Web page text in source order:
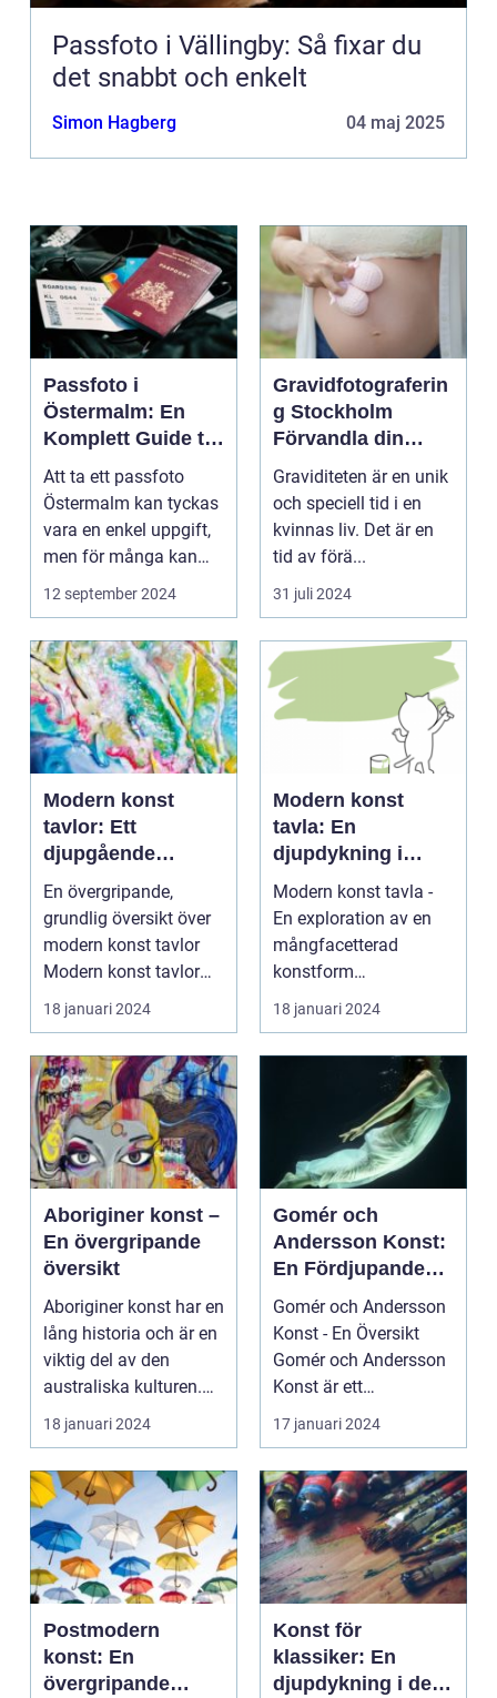
Passfoto i Vällingby: Så fixar du
det snabbt och enkelt
Simon Hagberg 04 maj 2025
Passfoto i
Östermalm: En
Komplett Guide till
Perfekta ID-bilder
Att ta ett passfoto
Östermalm kan tyckas
vara en enkel uppgift,
men för många kan
de...
12 september 2024
Gravidfotograferin
g Stockholm
Förvandla din
graviditet till tidlös
konst
Graviditeten är en unik
och speciell tid i en
kvinnas liv. Det är en
tid av förä...
31 juli 2024
Modern konst
tavlor: Ett
djupgående
porträtt
En övergripande,
grundlig översikt över
modern konst tavlor
Modern konst tavlor
har under de senast...
18 januari 2024
Modern konst
tavla: En
djupdykning i
konstens
mångfacetterade
värld
Modern konst tavla -
En exploration av en
mångfacetterad
konstform
Introduktion: Konsten
har alltid...
18 januari 2024
Aboriginer konst –
En övergripande
översikt
Aboriginer konst har en
lång historia och är en
viktig del av den
australiska kulturen.
Det är konst...
18 januari 2024
Gomér och
Andersson Konst:
En Fördjupande
Studie
Gomér och Andersson
Konst - En Översikt
Gomér och Andersson
Konst är ett
framstående
konstgalleri s...
17 januari 2024
Postmodern
konst: En
övergripande
Konst för
klassiker: En
djupdykning i den